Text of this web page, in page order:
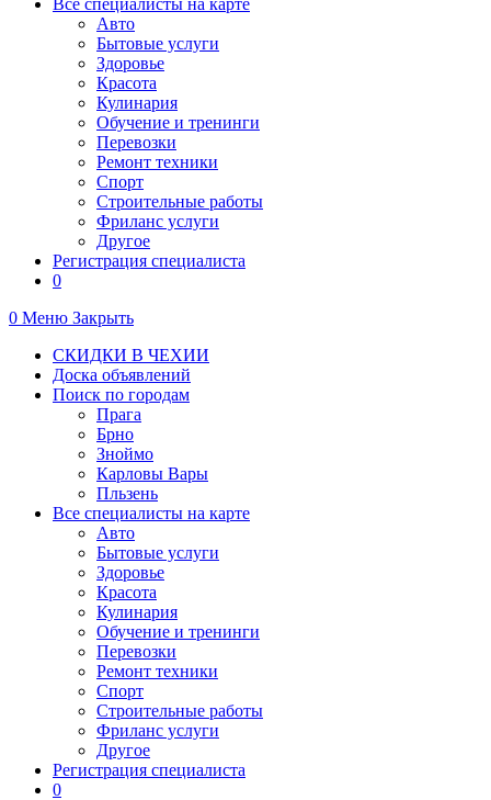
Все специалисты на карте
Авто
Бытовые услуги
Здоровье
Красота
Кулинария
Обучение и тренинги
Перевозки
Ремонт техники
Спорт
Строительные работы
Фриланс услуги
Другое
Регистрация специалиста
0
0 Меню Закрыть
СКИДКИ В ЧЕХИИ
Доска объявлений
Поиск по городам
Прага
Брно
Зноймо
Карловы Вары
Пльзень
Все специалисты на карте
Авто
Бытовые услуги
Здоровье
Красота
Кулинария
Обучение и тренинги
Перевозки
Ремонт техники
Спорт
Строительные работы
Фриланс услуги
Другое
Регистрация специалиста
0